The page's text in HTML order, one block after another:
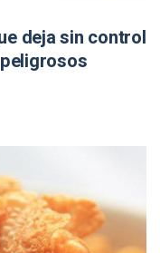
deja sin control